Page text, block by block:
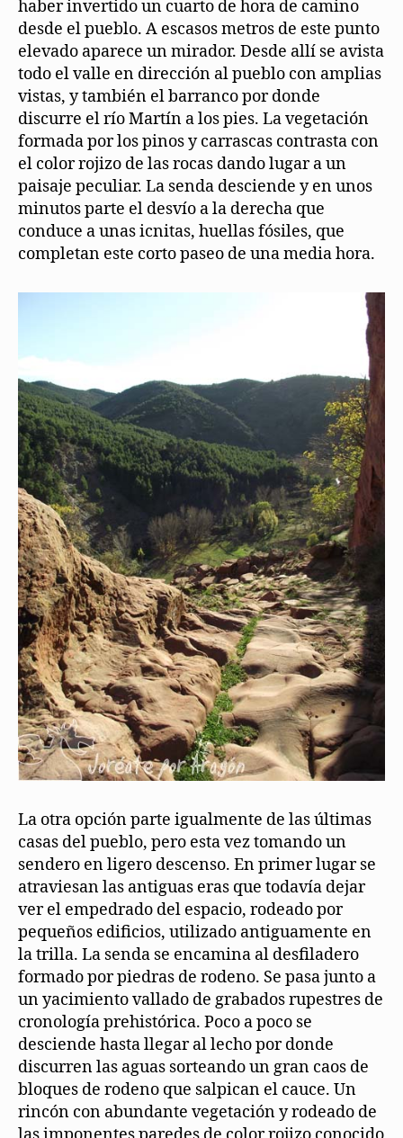
haber invertido un cuarto de hora de camino
desde el pueblo. A escasos metros de este punto
elevado aparece un mirador. Desde allí se avista
todo el valle en dirección al pueblo con amplias
vistas, y también el barranco por donde
discurre el río Martín a los pies. La vegetación
formada por los pinos y carrascas contrasta con
el color rojizo de las rocas dando lugar a un
paisaje peculiar. La senda desciende y en unos
minutos parte el desvío a la derecha que
conduce a unas icnitas, huellas fósiles, que
completan este corto paseo de una media hora.
La otra opción parte igualmente de las últimas
casas del pueblo, pero esta vez tomando un
sendero en ligero descenso. En primer lugar se
atraviesan las antiguas eras que todavía dejar
ver el empedrado del espacio, rodeado por
pequeños edificios, utilizado antiguamente en
la trilla. La senda se encamina al desfiladero
formado por piedras de rodeno. Se pasa junto a
un yacimiento vallado de grabados rupestres de
cronología prehistórica. Poco a poco se
desciende hasta llegar al lecho por donde
discurren las aguas sorteando un gran caos de
bloques de rodeno que salpican el cauce. Un
rincón con abundante vegetación y rodeado de